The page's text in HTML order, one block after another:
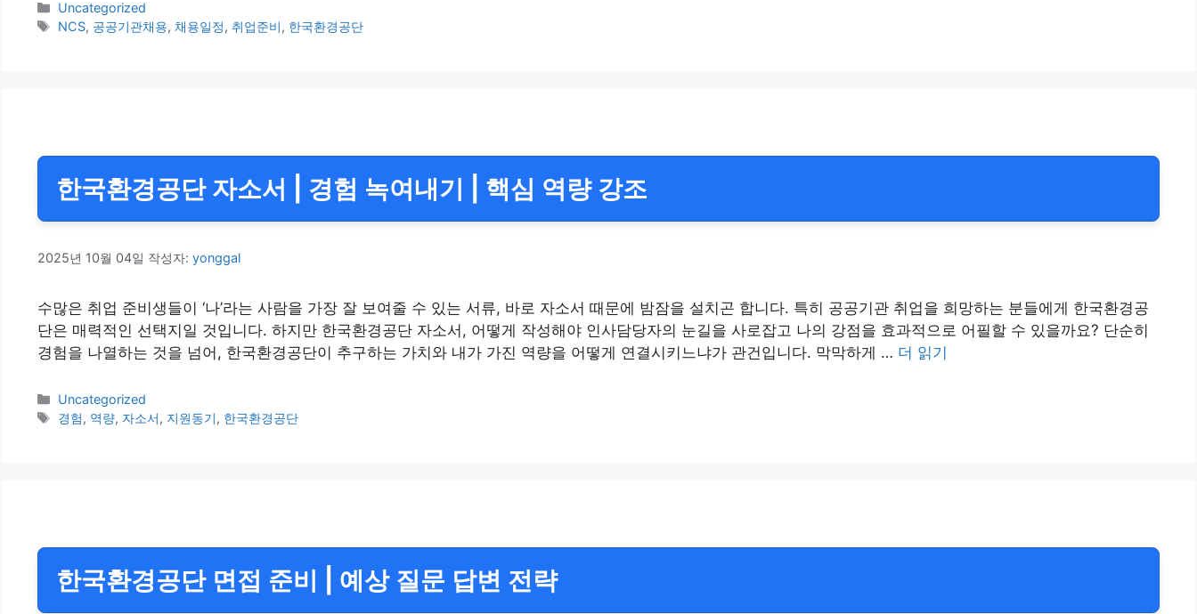
카
테
Uncategorized
태
NCS, 공공기관채용, 채용일정, 취업준비, 한국환경공단
한국환경공단 자소서 | 경험 녹여내기 | 핵심 역량 강조
2025년 10월 04일 작성자: yonggal
수많은 취업 준비생들이 ‘나’라는 사람을 가장 잘 보여줄 수 있는 서류, 바로 자소서 때문에 밤잠을 설치곤 합니다. 특히 공공기관 취업을 희망하는 분들에게 한국환경공
단은 매력적인 선택지일 것입니다. 하지만 한국환경공단 자소서, 어떻게 작성해야 인사담당자의 눈길을 사로잡고 나의 강점을 효과적으로 어필할 수 있을까요? 단순히
경험을 나열하는 것을 넘어, 한국환경공단이 추구하는 가치와 내가 가진 역량을 어떻게 연결시키느냐가 관건입니다. 막막하게 … 더 읽기
카
테
Uncategorized
태
경험, 역량, 자소서, 지원동기, 한국환경공단
한국환경공단 면접 준비 | 예상 질문 답변 전략